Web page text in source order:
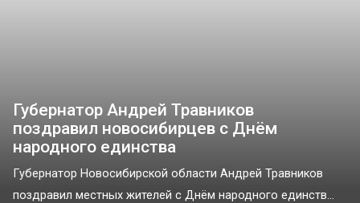
Губернатор Андрей Травников
поздравил новосибирцев с Днём
народного единства
Губернатор Новосибирской области Андрей Травников
поздравил местных жителей с Днём народного единств...